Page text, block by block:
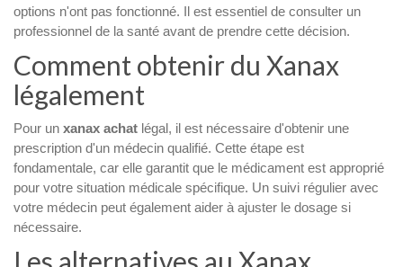
options n'ont pas fonctionné. Il est essentiel de consulter un
professionnel de la santé avant de prendre cette décision.
Comment obtenir du Xanax
légalement
Pour un xanax achat légal, il est nécessaire d'obtenir une
prescription d'un médecin qualifié. Cette étape est
fondamentale, car elle garantit que le médicament est approprié
pour votre situation médicale spécifique. Un suivi régulier avec
votre médecin peut également aider à ajuster le dosage si
nécessaire.